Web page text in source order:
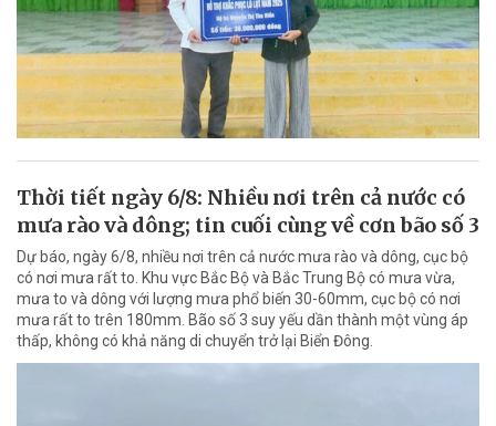
Thời tiết ngày 6/8: Nhiều nơi trên cả nước có
mưa rào và dông; tin cuối cùng về cơn bão số 3
Dự báo, ngày 6/8, nhiều nơi trên cả nước mưa rào và dông, cục bộ
có nơi mưa rất to. Khu vực Bắc Bộ và Bắc Trung Bộ có mưa vừa,
mưa to và dông với lượng mưa phổ biến 30-60mm, cục bộ có nơi
mưa rất to trên 180mm. Bão số 3 suy yếu dần thành một vùng áp
thấp, không có khả năng di chuyển trở lại Biển Đông.